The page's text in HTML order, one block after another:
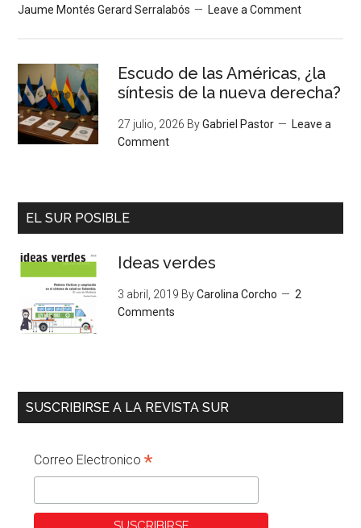
Jaume Montés Gerard Serralabós Leave a Comment
Escudo de las Américas, ¿la
síntesis de la nueva derecha?
27 julio, 2026 ByGabriel Pastor
Leave a
Comment
EL SUR POSIBLE
Ideas verdes
3 abril, 2019 ByCarolina Corcho
2
Comments
SUSCRIBIRSE A LA REVISTA SUR
Correo Electronico*